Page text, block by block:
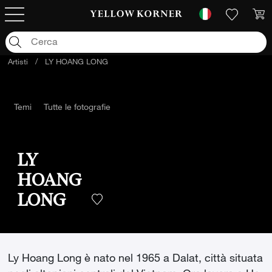
Artisti / LY HOANG LONG
Temi Tutte le fotografie
LY
HOANG
LONG
Ly Hoang Long è nato nel 1965 a Dalat, città situata